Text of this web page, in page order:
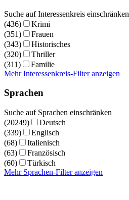
Suche auf Interessenkreis einschränken
(436)
Krimi
(351)
Frauen
(343)
Historisches
(320)
Thriller
(311)
Familie
Mehr Interessenkreis-Filter anzeigen
Sprachen
Suche auf Sprachen einschränken
(20249)
Deutsch
(339)
Englisch
(68)
Italienisch
(63)
Französisch
(60)
Türkisch
Mehr Sprachen-Filter anzeigen